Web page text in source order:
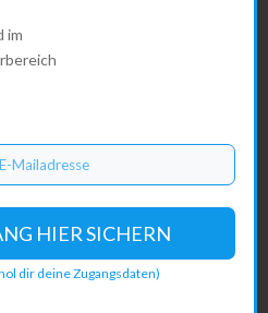
im
HIER SICHERN
dir deine Zugangsdaten)